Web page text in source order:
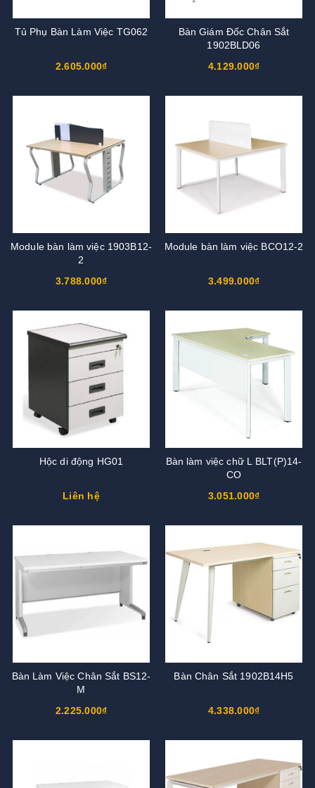
Tủ Phụ Bàn Làm Việc TG062
2.605.000₫
Bàn Giám Đốc Chân Sắt
1902BLD06
4.129.000₫
Module bàn làm việc 1903B12-
2
3.788.000₫
Module bàn làm việc BCO12-2
3.499.000₫
Hộc di động HG01
Liên hệ
Bàn làm việc chữ L BLT(P)14-
CO
3.051.000₫
Bàn Làm Việc Chân Sắt BS12-
M
2.225.000₫
Bàn Chân Sắt 1902B14H5
4.338.000₫